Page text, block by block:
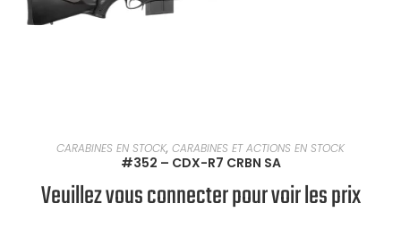
EN SAVOIR PLUS
CARABINES EN STOCK, CARABINES ET ACTIONS EN STOCK
#352 – CDX-R7 CRBN SA
Veuillez vous connecter pour voir les prix